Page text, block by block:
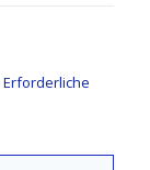
Erforderliche